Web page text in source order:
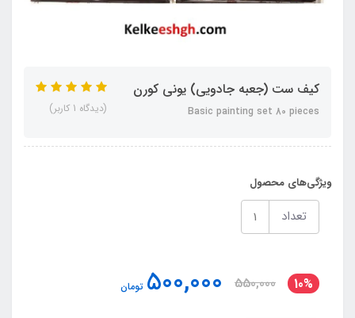
کیف ست (جعبه جادویی) یونی کورن
Basic painting set 80 pieces (دیدگاه 1 کاربر)
ویژگی‌های محصول
تعداد
10%
550,000
500,000 تومان